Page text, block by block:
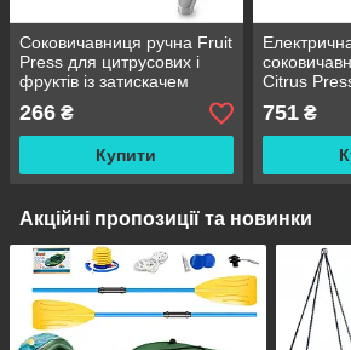
Соковичавниця ручна Fruit
Press для цитрусових і
фруктів із затискачем
266 ₴
Купити
Citrus
751₴
Акційні пропозиції та новинки